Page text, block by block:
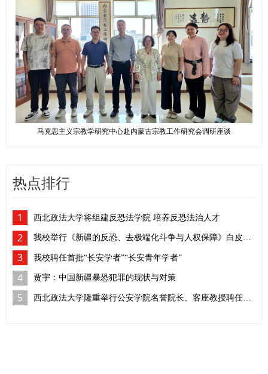
马克思主义宗教学研究中心赴内蒙古宗教工作研究会调研座谈
热点排行
1 西北政法大学将组建反恐法学院 培养反恐法治人才
2 我校举行《新疆的反恐、去极端化斗争与人权保障》白皮书学习座谈会
3 我校聘任首批“长安学者”“长安青年学者”
4 贾宇：中国新疆暴恐犯罪的现状与对策
5